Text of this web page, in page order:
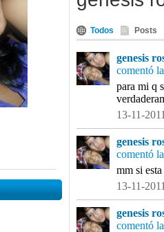
Todos Posts
genesis
comentó
para mi q
13-11-
genesis
comentó
mm si
13-11-
genesis
comentó